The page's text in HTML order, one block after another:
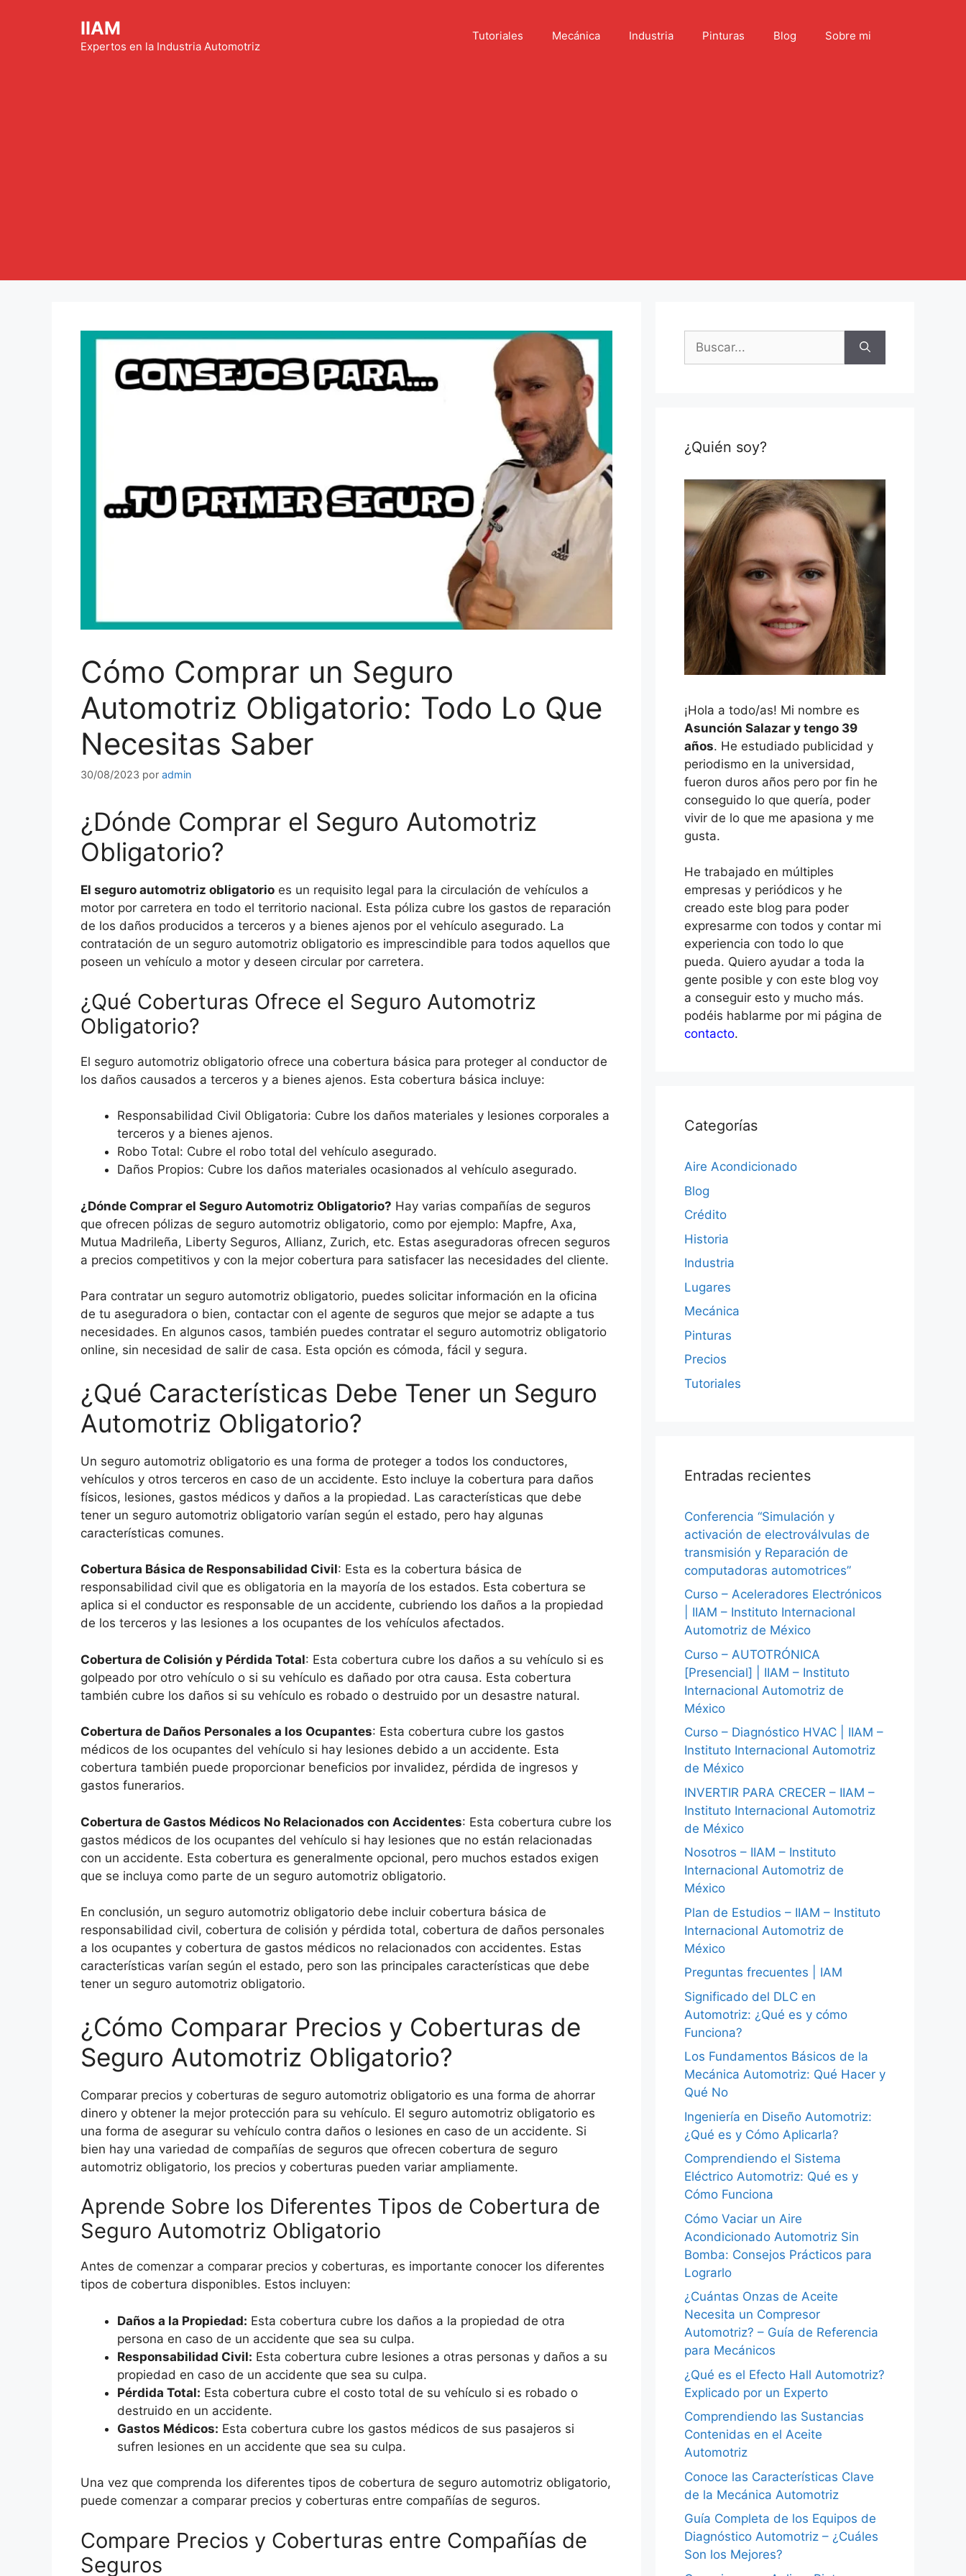
IIAM
Expertos en la Industria Automotriz
Tutoriales Mecánica Industria Pinturas Blog Sobre mi
Cómo Comprar un Seguro
Automotriz Obligatorio: Todo Lo Que
Necesitas Saber
30/08/2023 por admin
¿Dónde Comprar el Seguro Automotriz
Obligatorio?
El seguro automotriz obligatorio es un requisito legal para la circulación de vehículos a
motor por carretera en todo el territorio nacional. Esta póliza cubre los gastos de reparación
de los daños producidos a terceros y a bienes ajenos por el vehículo asegurado. La
contratación de un seguro automotriz obligatorio es imprescindible para todos aquellos que
poseen un vehículo a motor y deseen circular por carretera.
¿Qué Coberturas Ofrece el Seguro Automotriz
Obligatorio?
El seguro automotriz obligatorio ofrece una cobertura básica para proteger al conductor de
los daños causados a terceros y a bienes ajenos. Esta cobertura básica incluye:
Responsabilidad Civil Obligatoria: Cubre los daños materiales y lesiones corporales a
terceros y a bienes ajenos.
Robo Total: Cubre el robo total del vehículo asegurado.
Daños Propios: Cubre los daños materiales ocasionados al vehículo asegurado.
¿Dónde Comprar el Seguro Automotriz Obligatorio? Hay varias compañías de seguros
que ofrecen pólizas de seguro automotriz obligatorio, como por ejemplo: Mapfre, Axa,
Mutua Madrileña, Liberty Seguros, Allianz, Zurich, etc. Estas aseguradoras ofrecen seguros
a precios competitivos y con la mejor cobertura para satisfacer las necesidades del cliente.
Para contratar un seguro automotriz obligatorio, puedes solicitar información en la oficina
de tu aseguradora o bien, contactar con el agente de seguros que mejor se adapte a tus
necesidades. En algunos casos, también puedes contratar el seguro automotriz obligatorio
online, sin necesidad de salir de casa. Esta opción es cómoda, fácil y segura.
¿Qué Características Debe Tener un Seguro
Automotriz Obligatorio?
Un seguro automotriz obligatorio es una forma de proteger a todos los conductores,
vehículos y otros terceros en caso de un accidente. Esto incluye la cobertura para daños
físicos, lesiones, gastos médicos y daños a la propiedad. Las características que debe
tener un seguro automotriz obligatorio varían según el estado, pero hay algunas
características comunes.
Cobertura Básica de Responsabilidad Civil: Esta es la cobertura básica de
responsabilidad civil que es obligatoria en la mayoría de los estados. Esta cobertura se
aplica si el conductor es responsable de un accidente, cubriendo los daños a la propiedad
de los terceros y las lesiones a los ocupantes de los vehículos afectados.
Cobertura de Colisión y Pérdida Total: Esta cobertura cubre los daños a su vehículo si es
golpeado por otro vehículo o si su vehículo es dañado por otra causa. Esta cobertura
también cubre los daños si su vehículo es robado o destruido por un desastre natural.
Cobertura de Daños Personales a los Ocupantes: Esta cobertura cubre los gastos
médicos de los ocupantes del vehículo si hay lesiones debido a un accidente. Esta
cobertura también puede proporcionar beneficios por invalidez, pérdida de ingresos y
gastos funerarios.
Cobertura de Gastos Médicos No Relacionados con Accidentes: Esta cobertura cubre los
gastos médicos de los ocupantes del vehículo si hay lesiones que no están relacionadas
con un accidente. Esta cobertura es generalmente opcional, pero muchos estados exigen
que se incluya como parte de un seguro automotriz obligatorio.
En conclusión, un seguro automotriz obligatorio debe incluir cobertura básica de
responsabilidad civil, cobertura de colisión y pérdida total, cobertura de daños personales
a los ocupantes y cobertura de gastos médicos no relacionados con accidentes. Estas
características varían según el estado, pero son las principales características que debe
tener un seguro automotriz obligatorio.
¿Cómo Comparar Precios y Coberturas de
Seguro Automotriz Obligatorio?
Comparar precios y coberturas de seguro automotriz obligatorio es una forma de ahorrar
dinero y obtener la mejor protección para su vehículo. El seguro automotriz obligatorio es
una forma de asegurar su vehículo contra daños o lesiones en caso de un accidente. Si
bien hay una variedad de compañías de seguros que ofrecen cobertura de seguro
automotriz obligatorio, los precios y coberturas pueden variar ampliamente.
Aprende Sobre los Diferentes Tipos de Cobertura de
Seguro Automotriz Obligatorio
Antes de comenzar a comparar precios y coberturas, es importante conocer los diferentes
tipos de cobertura disponibles. Estos incluyen:
Daños a la Propiedad: Esta cobertura cubre los daños a la propiedad de otra
persona en caso de un accidente que sea su culpa.
Responsabilidad Civil: Esta cobertura cubre lesiones a otras personas y daños a su
propiedad en caso de un accidente que sea su culpa.
Pérdida Total: Esta cobertura cubre el costo total de su vehículo si es robado o
destruido en un accidente.
Gastos Médicos: Esta cobertura cubre los gastos médicos de sus pasajeros si
sufren lesiones en un accidente que sea su culpa.
Una vez que comprenda los diferentes tipos de cobertura de seguro automotriz obligatorio,
puede comenzar a comparar precios y coberturas entre compañías de seguros.
Compare Precios y Coberturas entre Compañías de
Seguros
Buscar:
¿Quién soy?
¡Hola a todo/as! Mi nombre es
Asunción Salazar y tengo 39
años. He estudiado publicidad y
periodismo en la universidad,
fueron duros años pero por fin he
conseguido lo que quería, poder
vivir de lo que me apasiona y me
gusta.
He trabajado en múltiples
empresas y periódicos y he
creado este blog para poder
expresarme con todos y contar mi
experiencia con todo lo que
pueda. Quiero ayudar a toda la
gente posible y con este blog voy
a conseguir esto y mucho más.
podéis hablarme por mi página de
contacto.
Categorías
Aire Acondicionado
Blog
Crédito
Historia
Industria
Lugares
Mecánica
Pinturas
Precios
Tutoriales
Entradas recientes
Conferencia “Simulación y
activación de electroválvulas de
transmisión y Reparación de
computadoras automotrices”
Curso – Aceleradores Electrónicos
| IIAM – Instituto Internacional
Automotriz de México
Curso – AUTOTRÓNICA
[Presencial] | IIAM – Instituto
Internacional Automotriz de
México
Curso – Diagnóstico HVAC | IIAM –
Instituto Internacional Automotriz
de México
INVERTIR PARA CRECER – IIAM –
Instituto Internacional Automotriz
de México
Nosotros – IIAM – Instituto
Internacional Automotriz de
México
Plan de Estudios – IIAM – Instituto
Internacional Automotriz de
México
Preguntas frecuentes | IAM
Significado del DLC en
Automotriz: ¿Qué es y cómo
Funciona?
Los Fundamentos Básicos de la
Mecánica Automotriz: Qué Hacer y
Qué No
Ingeniería en Diseño Automotriz:
¿Qué es y Cómo Aplicarla?
Comprendiendo el Sistema
Eléctrico Automotriz: Qué es y
Cómo Funciona
Cómo Vaciar un Aire
Acondicionado Automotriz Sin
Bomba: Consejos Prácticos para
Lograrlo
¿Cuántas Onzas de Aceite
Necesita un Compresor
Automotriz? – Guía de Referencia
para Mecánicos
¿Qué es el Efecto Hall Automotriz?
Explicado por un Experto
Comprendiendo las Sustancias
Contenidas en el Aceite
Automotriz
Conoce las Características Clave
de la Mecánica Automotriz
Guía Completa de los Equipos de
Diagnóstico Automotriz – ¿Cuáles
Son los Mejores?